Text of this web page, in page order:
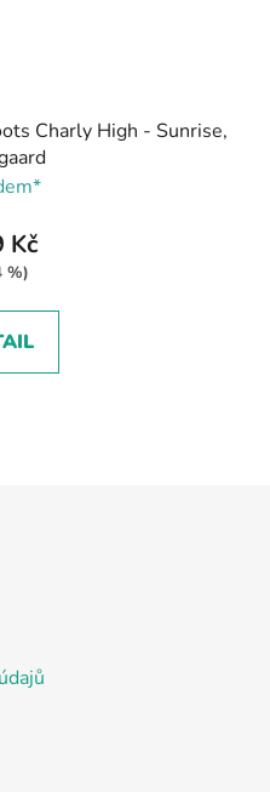
Charly High - Sunrise,
Kč
%)